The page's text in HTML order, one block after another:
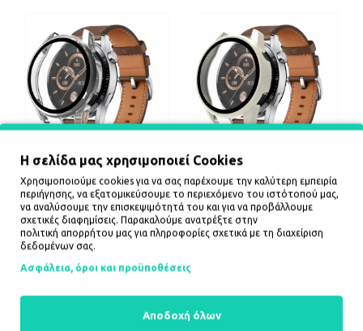
Glass protector for Huawei
Watch GT3 42mm -
transparent
1,65€
ΚΑΛΆΘΙ
Watch GT3 42mm - white
1,65€
Η σελίδα μας χρησιμοποιεί Cookies
Χρησιμοποιούμε cookies για να σας παρέχουμε την καλύτερη εμπειρία
περιήγησης, να εξατομικεύσουμε το περιεχόμενο του ιστότοπού μας,
να αναλύσουμε την επισκεψιμότητά του και για να προβάλλουμε
σχετικές διαφημίσεις. Παρακαλούμε ανατρέξτε στην
πολιτική απορρήτου μας για πληροφορίες σχετικά με τη διαχείριση
δεδομένων σας.
Ασφάλεια, όροι και προϋποθέσεις
Αποδοχή όλων